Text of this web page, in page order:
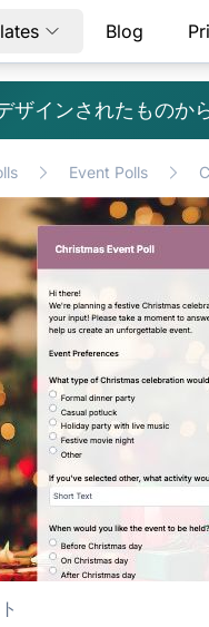
Blog
ザインされたものか
Event Polls